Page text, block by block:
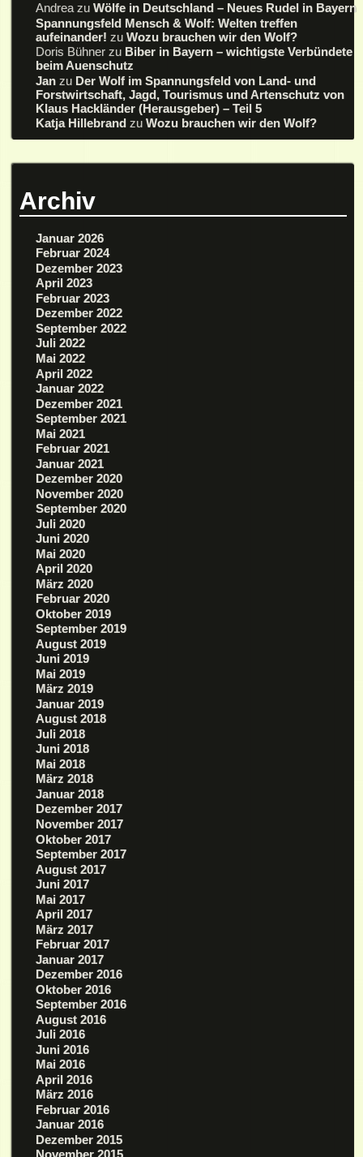
Andrea zuWölfe in Deutschland – Neues Rudel in Bayern
Spannungsfeld Mensch & Wolf: Welten treffen
aufeinander! zuWozu brauchen wir den Wolf?
Doris Bühner zu Biber in Bayern – wichtigste Verbündete
beim Auenschutz
Jan zu Der Wolf im Spannungsfeld von Land- und
Forstwirtschaft, Jagd, Tourismus und Artenschutz von
Klaus Hackländer (Herausgeber) – Teil 5
Katja Hillebrand zuWozu brauchen wir den Wolf?
Archiv
Januar 2026
Februar 2024
Dezember 2023
April 2023
Februar 2023
Dezember 2022
September 2022
Juli 2022
Mai 2022
April 2022
Januar 2022
Dezember 2021
September 2021
Mai 2021
Februar 2021
Januar 2021
Dezember 2020
November 2020
September 2020
Juli 2020
Juni 2020
Mai 2020
April 2020
März 2020
Februar 2020
Oktober 2019
September 2019
August 2019
Juni 2019
Mai 2019
März 2019
Januar 2019
August 2018
Juli 2018
Juni 2018
Mai 2018
März 2018
Januar 2018
Dezember 2017
November 2017
Oktober 2017
September 2017
August 2017
Juni 2017
Mai 2017
April 2017
März 2017
Februar 2017
Januar 2017
Dezember 2016
Oktober 2016
September 2016
August 2016
Juli 2016
Juni 2016
Mai 2016
April 2016
März 2016
Februar 2016
Januar 2016
Dezember 2015